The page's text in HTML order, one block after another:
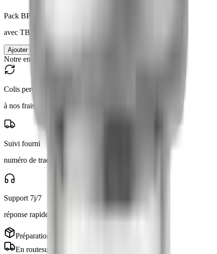
Pack BPC + TB
avec TB-500
Ajouter le pack
Notre engagement
Colis perdu = réexpédié
à nos frais, même adresse
Suivi fourni
numéro de tracking par email
Support 7j/7
réponse rapide via Telegram
Préparation
En routesuivi inclus